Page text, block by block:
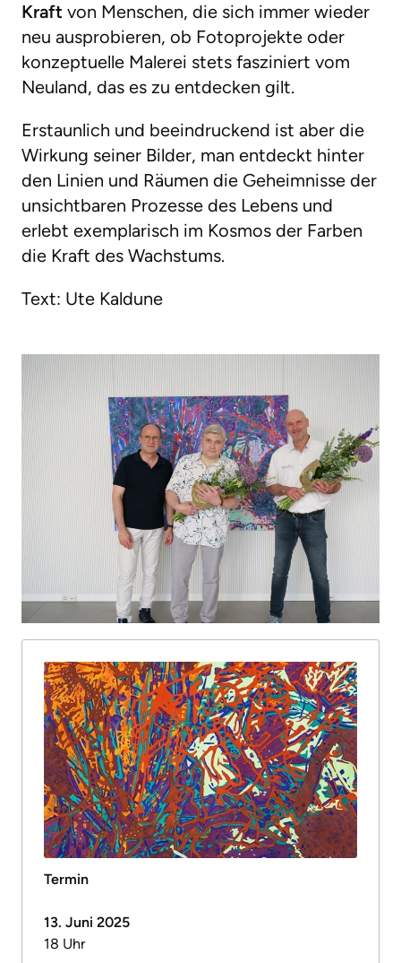
Kraft von Menschen, die sich immer wieder
neu ausprobieren, ob Fotoprojekte oder
konzeptuelle Malerei stets fasziniert vom
Neuland, das es zu entdecken gilt.
Erstaunlich und beeindruckend ist aber die
Wirkung seiner Bilder, man entdeckt hinter
den Linien und Räumen die Geheimnisse der
unsichtbaren Prozesse des Lebens und
erlebt exemplarisch im Kosmos der Farben
die Kraft des Wachstums.
Text: Ute Kaldune
Termin
13. Juni 2025
18 Uhr